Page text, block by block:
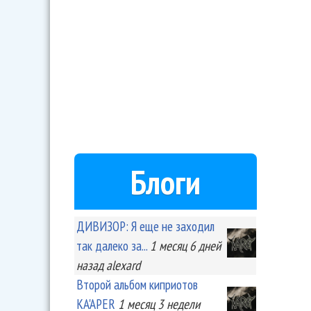
Блоги
ДИВИЗОР: Я еще не заходил
так далеко за... 1 месяц 6 дней
назад alexard
Второй альбом киприотов
KA'APER 1 месяц 3 недели